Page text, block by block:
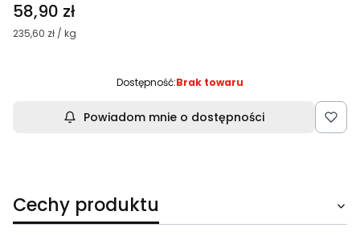
Cena
58,90 zł
235,60 zł / kg
Dostępność:Brak towaru
Powiadom mnie o dostępności
Cechy produktu